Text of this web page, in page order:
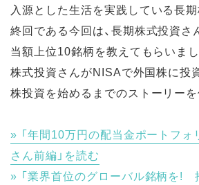
入源とした生活を実践している長
終回である今回は、長期株式投資
当額上位10銘柄を教えてもらいま
株式投資さんがNISAで外国株に投
株投資を始めるまでのストーリーを
「年間10万円の配当金ポートフ
さん前編」を読む
「業界首位のグローバル銘柄を